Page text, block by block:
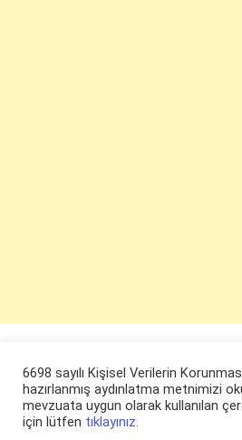
6698 sayılı Kişisel Verilerin
hazırlanmış aydınlatma metnimizi
mevzuata uygun olarak kullanılan
için lütfen tıklayınız.